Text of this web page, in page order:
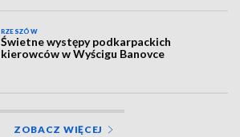
RZESZÓW
Świetne występy podkarpackich
kierowców w Wyścigu Banovce
ZOBACZ WIĘCEJ